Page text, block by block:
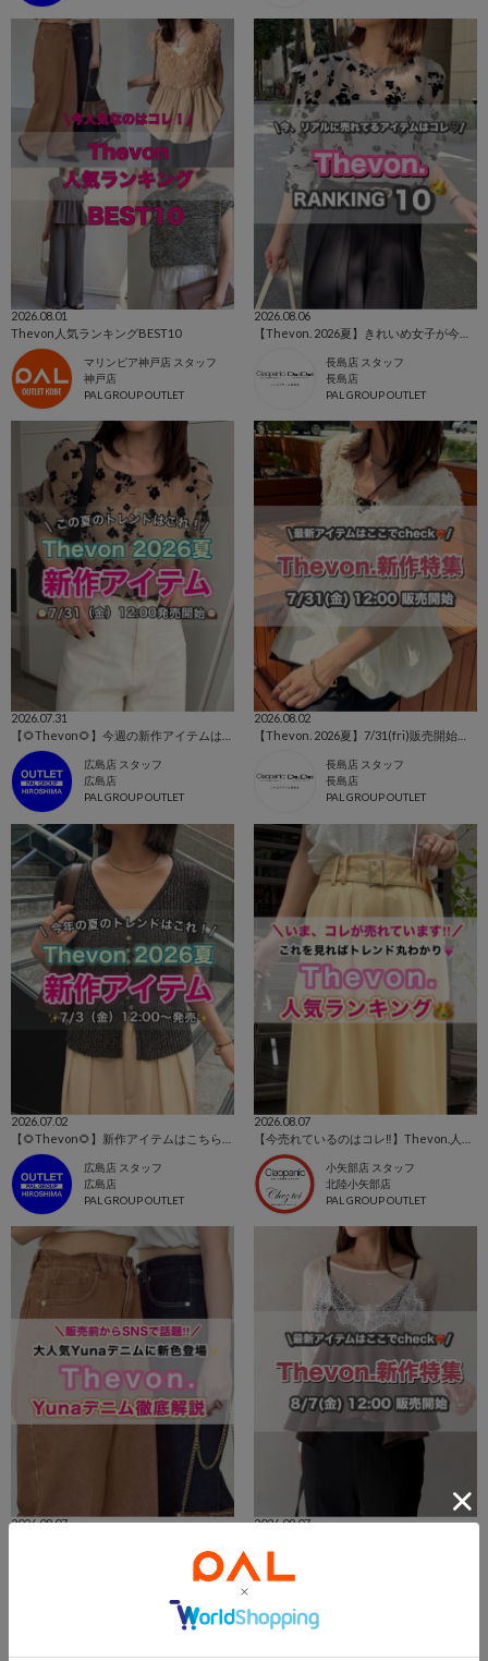
2026.08.01
Thevon人気ランキングBEST10
マリンピア神戸店 スタッフ
神戸店
PAL GROUP OUTLET
2026.08.06
長島店 スタッフ
長島店
PAL GROUP OUTLET
2026.07.31
広島店 スタッフ
広島店
PAL GROUP OUTLET
2026.08.02
【Thevon. 2026夏】7/31(fri)販売開始の新作アイテムまとめ🌷
長島店 スタッフ
長島店
PAL GROUP OUTLET
2026.07.02
広島店 スタッフ
広島店
PAL GROUP OUTLET
2026.08.07
小矢部店 スタッフ
北陸小矢部店
PAL GROUP OUTLET
2026.08.07
PAL GROUP OUTLET
2026.08.07